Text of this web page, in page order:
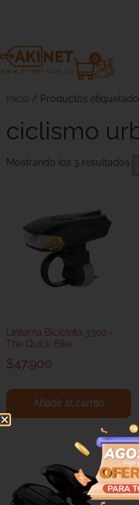
0
Inicio / Productos
ciclismo
Mostrando los 3 resultados
Linterna Bicicleta 3302 –
The Quick Bike
$47.900
Añadir al carrito
¡Oferta!